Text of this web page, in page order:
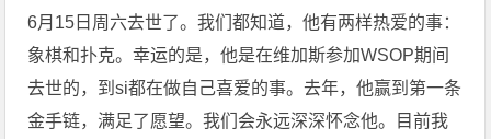
6月15日周六去世了。我们都知道，他有两样热爱的事：
象棋和扑克。幸运的是，他是在维加斯参加WSOP期间
去世的，到si都在做自己喜爱的事。去年，他赢到第一条
金手链，满足了愿望。我们会永远深深怀念他。目前我